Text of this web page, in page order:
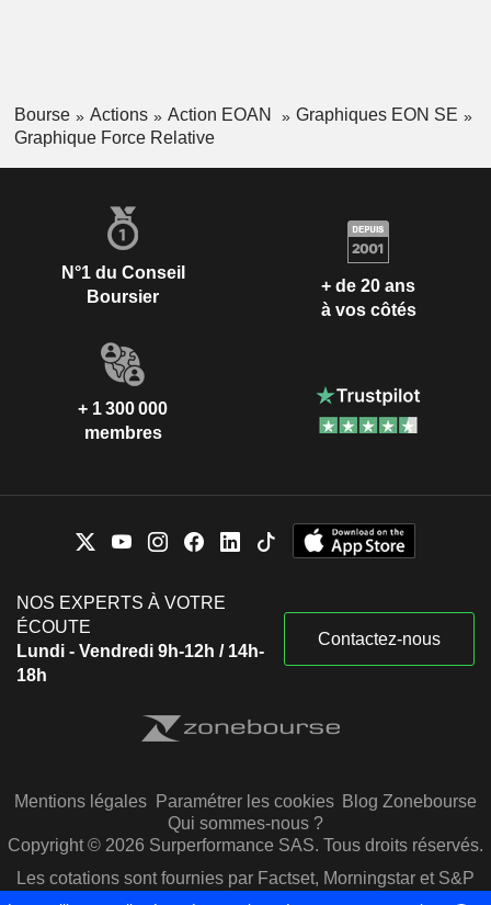
Bourse Actions Action EOAN
Graphiques EON SE
Graphique Force Relative
N°1 du Conseil
Boursier
+ de 20 ans
à vos côtés
+ 1 300 000
membres
NOS EXPERTS À VOTRE
ÉCOUTE
Lundi - Vendredi 9h-12h / 14h-
18h
Contactez-nous
Mentions légales Paramétrer les cookies Blog Zonebourse
Qui sommes-nous ?
Copyright © 2026 Surperformance SAS. Tous droits réservés.
Les cotations sont fournies par Factset, Morningstar et S&P
Capital IQ